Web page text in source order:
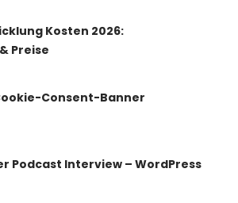
Kosten 2026:
Preise
Consent-Banner
Podcast Interview – WordPress